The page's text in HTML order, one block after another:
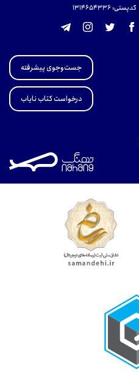
کدپستی: 131465433۶
جست‌وجوی پیشرفته
درخواست کتاب نایاب